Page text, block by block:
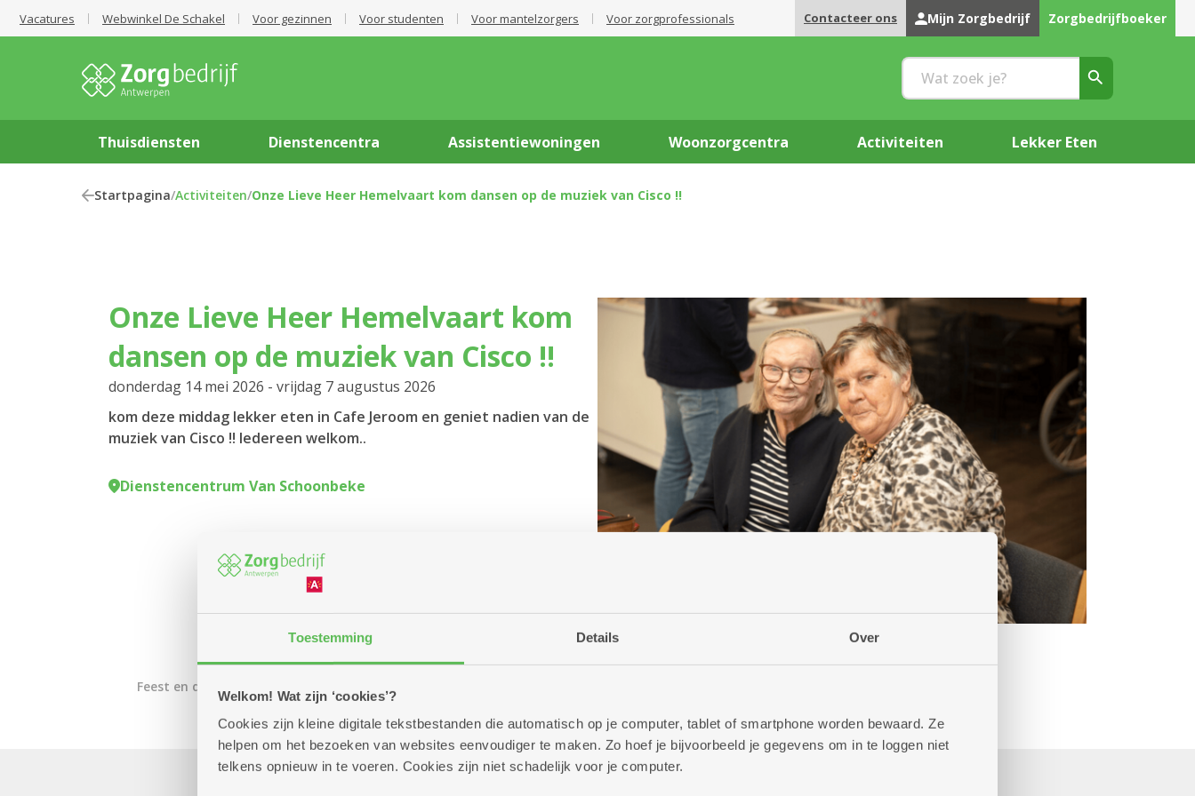
Toestemming Details Over
Welkom! Wat zijn ‘cookies’?
Cookies zijn kleine digitale tekstbestanden die automatisch op je computer, tablet of smartphone worden bewaard. Ze
helpen om het bezoeken van websites eenvoudiger te maken. Zo hoef je bijvoorbeeld je gegevens om in te loggen niet
telkens opnieuw in te voeren. Cookies zijn niet schadelijk voor je computer.
Vacatures Webwinkel De Schakel Voor gezinnen Voor studenten Voor mantelzorgers Voor zorgprofessionals Contacteer ons Mijn Zorgbedrijf Zorgbedrijfboeker
Thuisdiensten Dienstencentra Assistentiewoningen Woonzorgcentra Activiteiten Lekker Eten
Startpagina/Activiteiten/Onze Lieve Heer Hemelvaart kom dansen op de muziek van Cisco !!
Onze Lieve Heer Hemelvaart kom
dansen op de muziek van Cisco !!
donderdag 14 mei 2026 - vrijdag 7 augustus 2026
kom deze middag lekker eten in Cafe Jeroom en geniet nadien van de
muziek van Cisco !! Iedereen welkom..
Dienstencentrum Van Schoonbeke
Feest en dans